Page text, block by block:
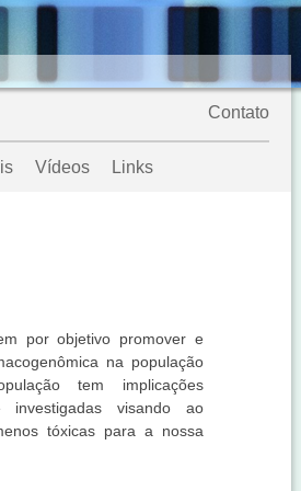
Contato
Vídeos Links
por objetivo promover e
na população
tem implicações
investigadas visando ao
tóxicas para a nossa